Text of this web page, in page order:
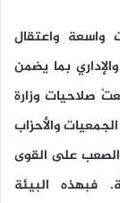
واسعة واعتقال
بما يضمن
صلاحيات وزارة
والأحزاب
على القوى
فبهذه البيئة